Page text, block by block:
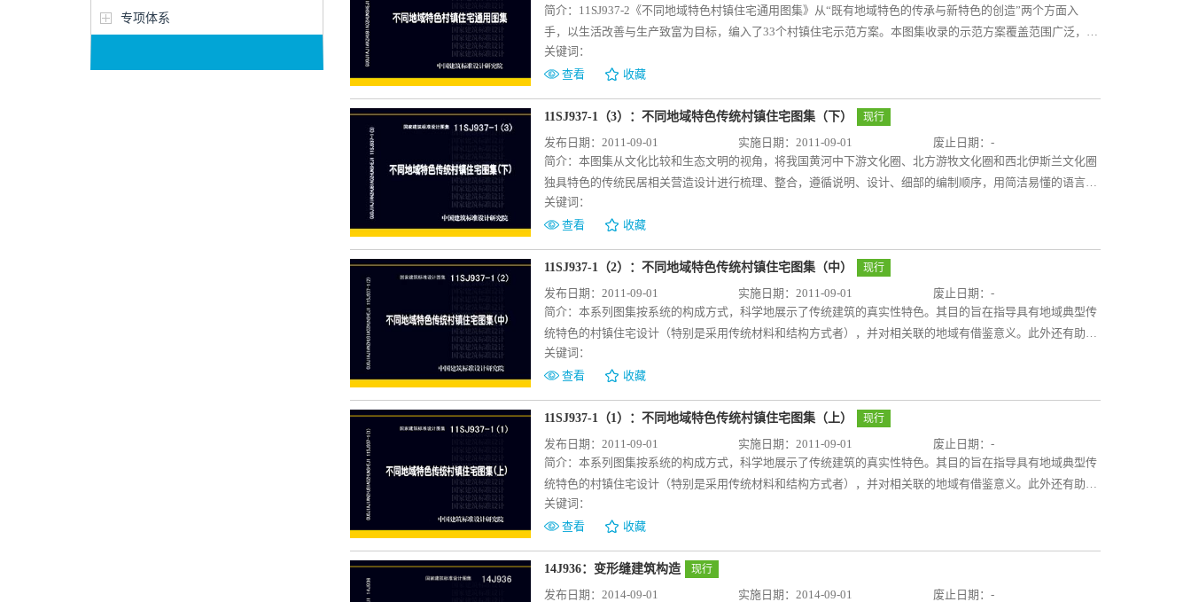
专项体系
内容、图纸设计深度及专业协同等方面的特点及要求。 本图集总说明及设计示例所编内容较全面，充分体
现采用装配式混凝土剪力墙结构建造的住宅建筑设计思路及图纸深度要求。符合当前国家建筑产业现代化发展
的现实需求。总说明部分内容精炼、条理清晰，针对装配式混凝土剪力墙结构住宅建筑设计流程的特殊性，采
用表格、框图等形式表示，并突出装配式建造技术的特点，易于设计人员掌握。四个示例以方案设计与施工图
图集具有较广泛的适用性和多样性。每个示例都有明确的技术特点和要表达的编制目的。图集的编制内容采用
理论与实践相结合，方便设计人员系统、全面地掌握装配式混凝土剪力墙结构住宅建筑设计的过程和图面表达
的深度与形式。提供建筑专业设计的技术参考与设计思路引导。
造合理、应用广泛，能够满足设计和施工的需要。
简介： 11SJ937-2《不同地域特色村镇住宅通用图集》从“既有地域特色的传承与新特色的创造”两个方面入
手，以生活改善与生产致富为目标，编入了33个村镇住宅示范方案。本图集收录的示范方案覆盖范围广泛，包
括了我国的主要气候区域；包括钢筋混凝土框架结构、砖混结构、木结构和生土结构等结构形式以及自住改
善、农业生产专业户、经营户等不同生产生活类型。 本图集适用于我国相关地域村镇住宅的建设，可供建
筑设计人员参考使用，也可供村镇居民自建房屋参考使用。
关键词：
查看
收藏
11SJ937-1（3）：不同地域特色传统村镇住宅图集（下） 现行
发布日期：2011-09-01 实施日期：2011-09-01
废止日期：-
简介： 本图集从文化比较和生态文明的视角，将我国黄河中下游文化圈、北方游牧文化圈和西北伊斯兰文化圈
独具特色的传统民居相关营造设计进行梳理、整合，遵循说明、设计、细部的编制顺序，用简洁易懂的语言和
图纸将各类型传统民居的形成背景、基本特征和主要影响区域的说明；院落组合设计；平面、立面、剖面设
计；细部营造特色；典型案例等呈现给读者。本图集适用于我国的陕西、山西、河南、河北、山东、北京、天
津、内蒙古、辽宁、吉林、黑龙江、甘肃、宁夏、青海、新疆等省份。本图集可供建筑设计与施工人员、相关
专业的大专院校师生及民众自建房屋参考使用。
关键词：
查看
收藏
11SJ937-1（2）：不同地域特色传统村镇住宅图集（中） 现行
发布日期：2011-09-01 实施日期：2011-09-01
废止日期：-
简介： 本系列图集按系统的构成方式，科学地展示了传统建筑的真实性特色。其目的旨在指导具有地域典型传
统特色的村镇住宅设计（特别是采用传统材料和结构方式者），并对相关联的地域有借鉴意义。此外还有助于
传承传统营造技艺，保护乡土建筑遗产，提升地方建筑遗产的保护理念和技术水平。 11SJ937-1（2）《不
同地域特色传统村镇住宅图集（中）》的内容主要为我国泛西南地域的特色传统村镇住宅的相关营造设计，包
括：各类型传统民居的形成背景、基本特征和主要影响区域的说明，平面、立面、剖面的设计，院落组合设
计，细部营造特色，典型案例等。本图集适用于我国的云南、四川和重庆南部，西藏东南部，贵州、湖南西
部，广西西北部等地区。本图集可供建筑设计与施工人员、相关专业的大专院校师生及民众自建房屋参考使
用。
关键词：
查看
收藏
11SJ937-1（1）：不同地域特色传统村镇住宅图集（上） 现行
发布日期：2011-09-01 实施日期：2011-09-01
废止日期：-
简介： 本系列图集按系统的构成方式，科学地展示了传统建筑的真实性特色。其目的旨在指导具有地域典型传
统特色的村镇住宅设计（特别是采用传统材料和结构方式者），并对相关联的地域有借鉴意义。此外还有助于
传承传统营造技艺，保护乡土建筑遗产，提升地方建筑遗产的保护理念和技术水平。 11SJ937-1（1）《不
同地域特色传统村镇住宅图集（上）》的内容主要为我国南方地区以汉族民居为主的特色传统村镇住宅的相关
营造设计，包括：各类型传统民居的形成背景、基本特征和主要影响区域的说明，平面、立面、剖面的设计，
院落组合设计，细部营造特色，典型案例等。本图集适用于我国长江流域、岭南岭西地域，也包括闽台沿海地
区。本图集可供建筑设计与施工人员、相关专业的大专院校师生及民众自建房屋参考使用。
关键词：
查看
收藏
14J936：变形缝建筑构造 现行
发布日期：2014-09-01 实施日期：2014-09-01
废止日期：-